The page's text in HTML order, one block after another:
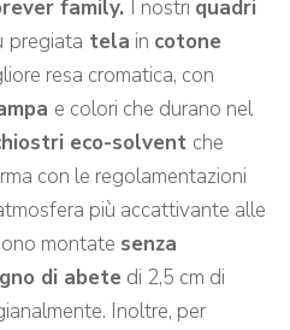
family. I nostri quadri
pregiata tela in cotone
resa cromatica, con
e colori che durano nel
eco-solvent che
con le regolamentazioni
più accattivante alle
montate senza
di abete di 2,5 cm di
Inoltre, per